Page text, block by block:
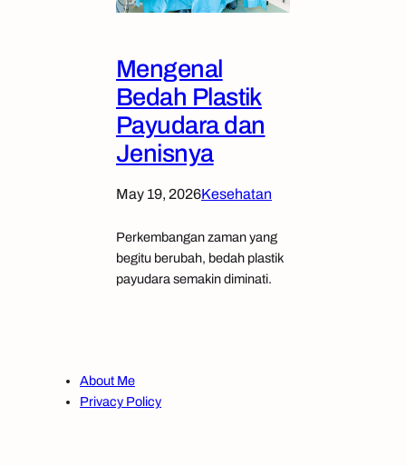
Mengenal
Bedah Plastik
Payudara dan
Jenisnya
May 19, 2026Kesehatan
Perkembangan zaman yang
begitu berubah, bedah plastik
payudara semakin diminati.
About Me
Privacy Policy